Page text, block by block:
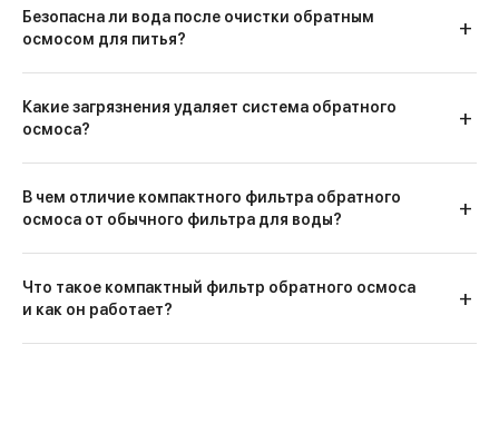
Безопасна ли вода после очистки обратным
осмосом для питья?
Какие загрязнения удаляет система обратного
осмоса?
В чем отличие компактного фильтра обратного
осмоса от обычного фильтра для воды?
Что такое компактный фильтр обратного осмоса
и как он работает?